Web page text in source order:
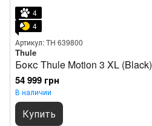
4
4
Артикул: TH 639800
Thule
Бокс Thule Motion 3 XL (Black)
54 999 грн
В наличии
Купить